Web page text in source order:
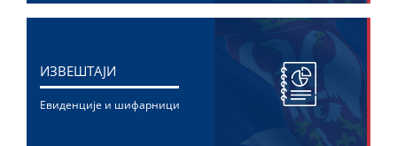
ИЗВЕШТАЈИ
Евиденције и шифарници